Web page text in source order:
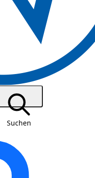
Suchen